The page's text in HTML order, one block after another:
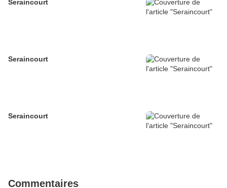
Seraincourt
Seraincourt
Seraincourt
Commentaires